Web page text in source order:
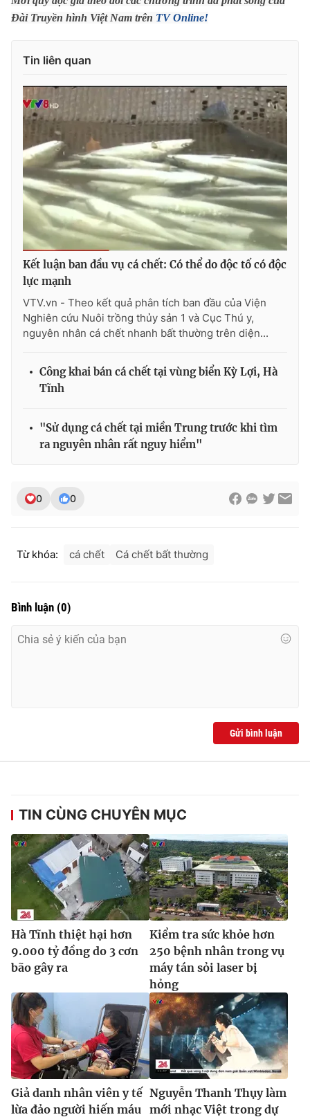
Hitech Công nghệ tương lai
Thị trường
Tư vấn
Giao lưu trực tuyến
Lịch phát sóng
Chuyên mục khác
Emagazine Podcast
Photo Infographic
Video Shorts video
VTV Money VTV Thể thao
VTV Sức khoẻ Bất động sản
Thị trường 24h Tấm lòng Việt
VTV4 Vươn mình bằng AI
VTV9 VTV8
Theo dõi báo trên
Cơ quan chủ quản:Đài Truyền hình Việt Nam
Nguyễn Thị Mỹ Hạnh, Phạm Quốc Thắng,
toasoan@vtv.vn
024-7300.7108
® Cấm sao chép dưới mọi hình thức nếu không có sự chấp
thuận bằng văn bản. Ghi rõ nguồn VTV.vn khi phát hành lại
thông tin từ website này.
Đài Truyền hình Việt Nam trên TV Online!
Tin liên quan
Kết luận ban đầu vụ cá chết: Có thể do độc tố có độc
lực mạnh
VTV.vn - Theo kết quả phân tích ban đầu của Viện
Nghiên cứu Nuôi trồng thủy sản 1 và Cục Thú y,
nguyên nhân cá chết nhanh bất thường trên diện...
Công khai bán cá chết tại vùng biển Kỳ Lợi, Hà
Tĩnh
"Sử dụng cá chết tại miền Trung trước khi tìm
ra nguyên nhân rất nguy hiểm"
0 0
Từ khóa: cá chết Cá chết bất thường
Bình luận (0)
Gửi bình luận
TIN CÙNG CHUYÊN MỤC
Hà Tĩnh thiệt hại hơn
9.000 tỷ đồng do 3 cơn
bão gây ra
Kiểm tra sức khỏe hơn
250 bệnh nhân trong vụ
máy tán sỏi laser bị
hỏng
Giả danh nhân viên y tế
lừa đảo người hiến máu
Nguyễn Thanh Thụy làm
mới nhạc Việt trong dự